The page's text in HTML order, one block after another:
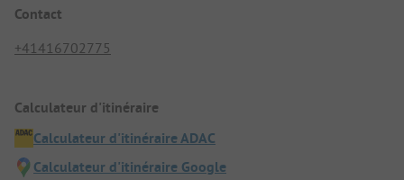
Contact
+41416702775
Calculateur d'itinéraire
Calculateur d'itinéraire ADAC
Calculateur d'itinéraire Google